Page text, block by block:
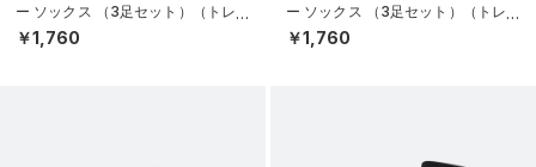
ー ソックス （3足セット）（トレー
ニング/UNISEX）
￥1,760
ー ソックス （3足セット）（トレー
ニング/UNISEX）
￥1,760